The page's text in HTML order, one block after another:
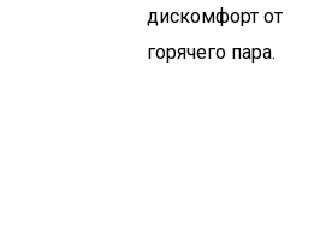
дискомфорт от
горячего пара.